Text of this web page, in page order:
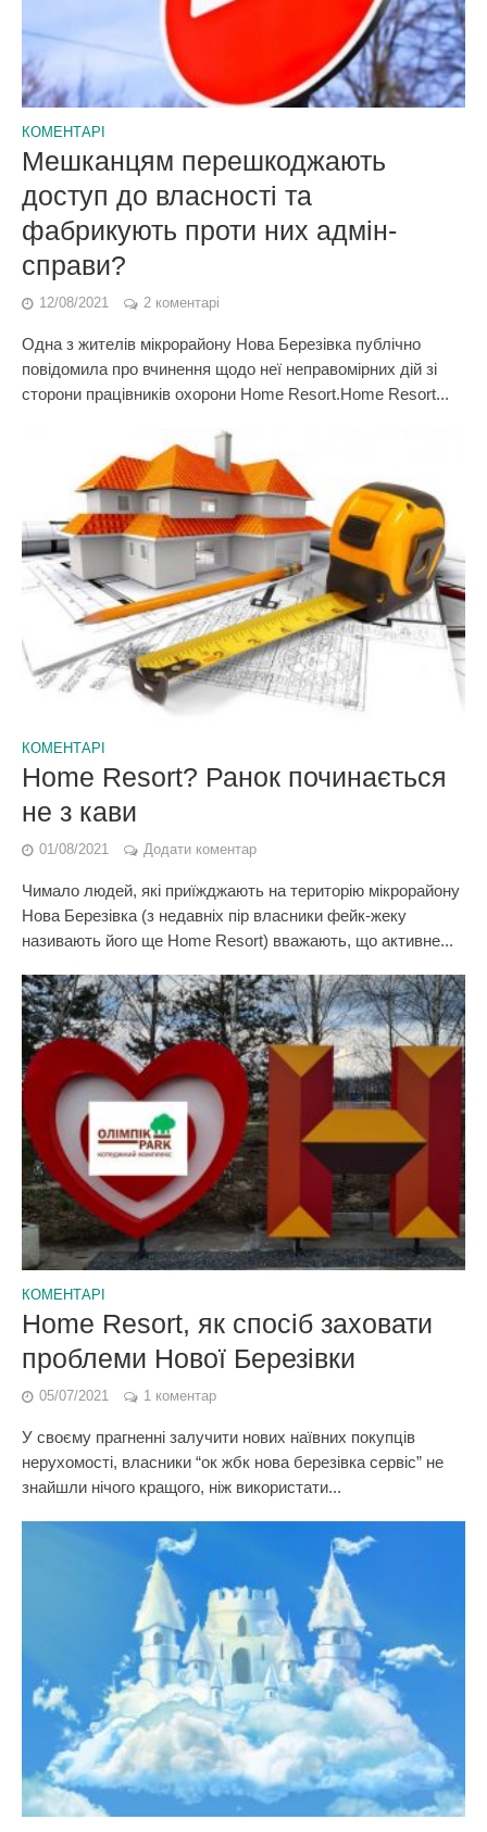
КОМЕНТАРІ
Мешканцям перешкоджають
доступ до власності та
фабрикують проти них адмін-
справи?
12/08/2021 2 коментарі
Одна з жителів мікрорайону Нова Березівка публічно
повідомила про вчинення щодо неї неправомірних дій зі
сторони працівників охорони Home Resort.Home Resort...
КОМЕНТАРІ
Home Resort? Ранок починається
не з кави
01/08/2021 Додати коментар
Чимало людей, які приїжджають на територію мікрорайону
Нова Березівка (з недавніх пір власники фейк-жеку
називають його ще Home Resort) вважають, що активне...
КОМЕНТАРІ
Home Resort, як спосіб заховати
проблеми Нової Березівки
05/07/2021 1 коментар
У своєму прагненні залучити нових наївних покупців
нерухомості, власники “ок жбк нова березівка сервіс” не
знайшли нічого кращого, ніж використати...